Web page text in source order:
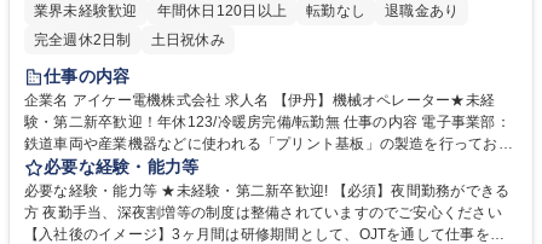
業界未経験歓迎
年間休日120日以上 転勤なし
退職金あり
完全週休2日制
土日祝休み
仕事の内容
企業名 アイケー電機株式会社 求人名 【伊丹】機械オペレーター★未経
験・第二新卒歓迎！年休123/冷暖房完備/転勤無 仕事の内容 電子事業部：
鉄道車両や産業機器などに使われる「プリント基板」の製造を行っており
ます。その業務の中の「自動装着機の操作（機械オペレーター）」をお任
せいたします! 【具体的】基板に電子部品などをはんだを用いて取り付け
ていただくのですが、その際に自動装着機と呼ばれる専用機械を使用して
いただきます。基本的にはマニュアル通りに設定いただき、操作いただき
必要な経験・能力等
必要な経験・能力等 ★未経験・第二新卒歓迎! 【必須】夜間勤務ができる
方 夜勤手当、深夜割増等の制度は整備されていますのでご安心ください
【入社後のイメージ】3ヶ月間は研修期間として、OJTを通して仕事を覚